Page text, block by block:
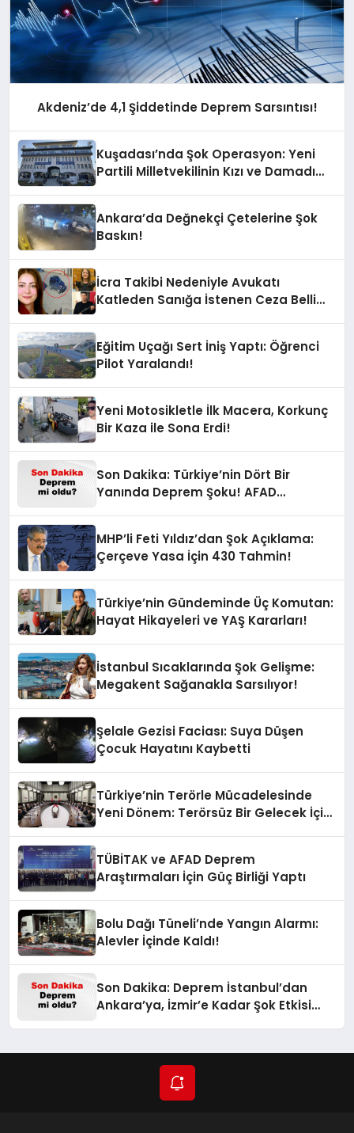
Akdeniz’de 4,1 Şiddetinde Deprem Sarsıntısı!
Kuşadası’nda Şok Operasyon: Yeni
Partili Milletvekilinin Kızı ve Damadı
Ankara’da Değnekçi Çetelerine Şok
Baskın!
İcra Takibi Nedeniyle Avukatı
Katleden Sanığa İstenen Ceza Belli
Eğitim Uçağı Sert İniş Yaptı: Öğrenci
Pilot Yaralandı!
Yeni Motosikletle İlk Macera, Korkunç
Bir Kaza ile Sona Erdi!
Son Dakika: Türkiye’nin Dört Bir
Yanında Deprem Şoku! AFAD
MHP’li Feti Yıldız’dan Şok Açıklama:
Çerçeve Yasa İçin 430 Tahmin!
Türkiye’nin Gündeminde Üç Komutan:
Hayat Hikayeleri ve YAŞ Kararları!
İstanbul Sıcaklarında Şok Gelişme:
Megakent Sağanakla Sarsılıyor!
Şelale Gezisi Faciası: Suya Düşen
Çocuk Hayatını Kaybetti
Türkiye’nin Terörle Mücadelesinde
Yeni Dönem: Terörsüz Bir Gelecek İçin
TÜBİTAK ve AFAD Deprem
Araştırmaları İçin Güç Birliği Yaptı
Bolu Dağı Tüneli’nde Yangın Alarmı:
Alevler İçinde Kaldı!
Son Dakika: Deprem İstanbul’dan
Ankara’ya, İzmir’e Kadar Şok Etkisi